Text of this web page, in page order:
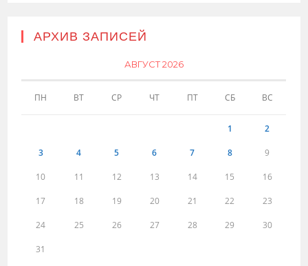
АРХИВ ЗАПИСЕЙ
АВГУСТ 2026
ПН ВТ СР ЧТ ПТ СБ ВС
1 2
3 4 5 6 7 8 9
10 11 12 13 14 15 16
17 18 19 20 21 22 23
24 25 26 27 28 29 30
31